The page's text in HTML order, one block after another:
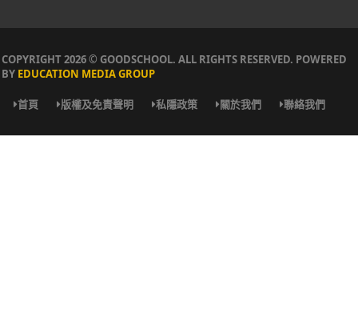
首頁 版權及免責聲明 私隱政策 關於我們 聯絡我們